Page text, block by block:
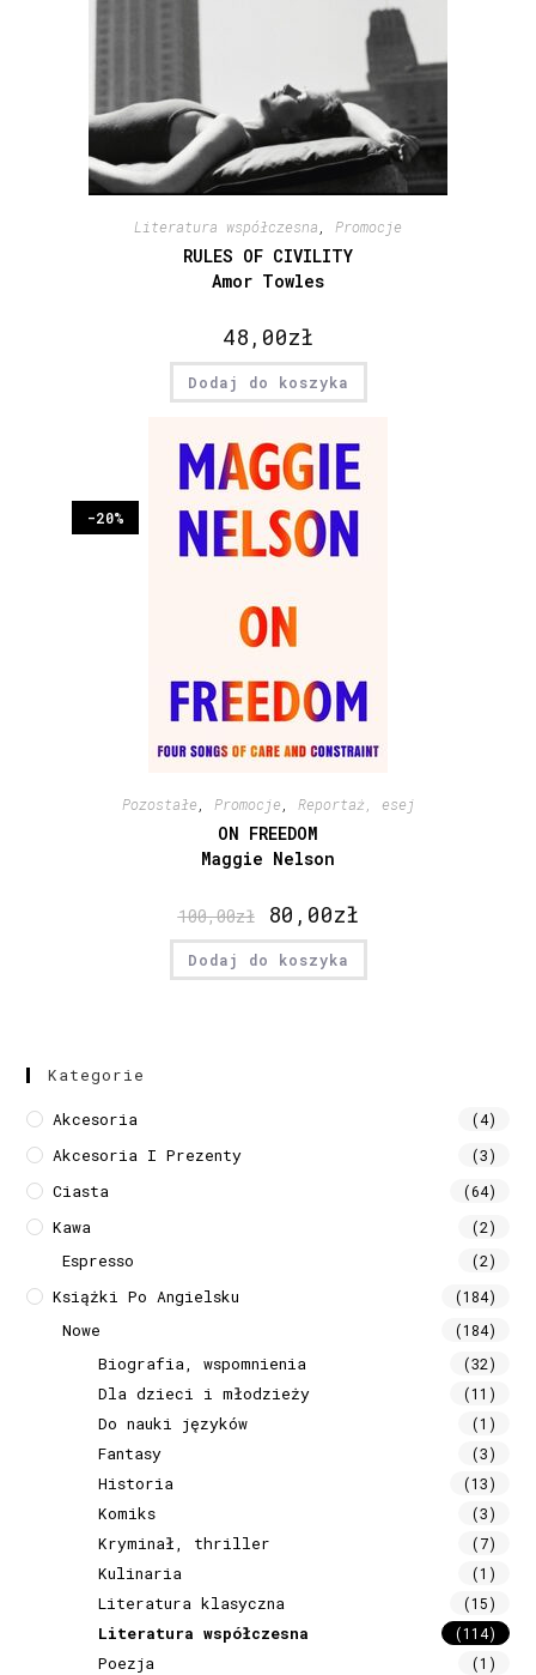
Literatura współczesna Promocje
RULES OF CIVILITY
Amor Towles
48,00zł
Dodaj do koszyka
-20%
Pozostałe Promocje Reportaż, esej
ON FREEDOM
Maggie Nelson
100,00zł 80,00zł
Dodaj do koszyka
Kategorie
Akcesoria (4)
Akcesoria I Prezenty (3)
Ciasta (64)
Kawa (2)
Espresso (2)
Książki Po Angielsku (184)
Nowe (184)
Biografia, wspomnienia (32)
Dla dzieci i młodzieży (11)
Do nauki języków (1)
Fantasy (3)
Historia (13)
Komiks (3)
Kryminał, thriller (7)
Kulinaria (1)
Literatura klasyczna (15)
Literatura współczesna (114)
Poezja (1)